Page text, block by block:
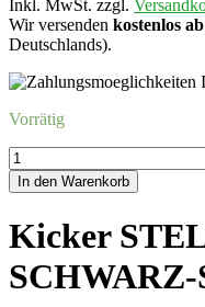
Inkl. MwSt. zzgl.
Wir versenden kostenlos
Deutschlands).
Vorrätig
Kicker
STELLA
CLUBSCHWARZ-
Menge
In den Warenkorb
Kicker